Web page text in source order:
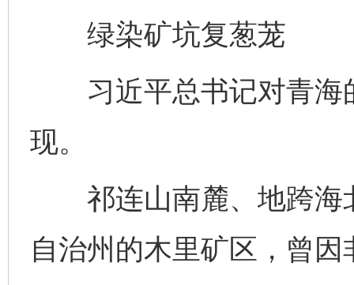
绿染矿坑复葱茏
习近平总书记对青海
现。
祁连山南麓、地跨海
自治州的木里矿区，曾